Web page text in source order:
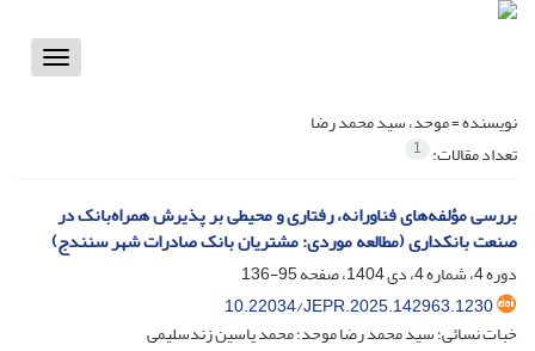
Toggle
نویسنده =موحد، سید محمد رضا
تعداد مقالات: 1
بررسی مؤلفه‌های فناورانه، رفتاری و محیطی بر پذیرش همراه‌بانک در
صنعت بانکداری (مطالعه موردی: مشتریان بانک صادرات شهر سنندج)
دوره 4، شماره 4، دی 1404، صفحه
95-136
10.22034/JEPR.2025.142963.1230
خبات نسائی؛ سید محمد رضا موحد؛ محمد یاسین زندسلیمی